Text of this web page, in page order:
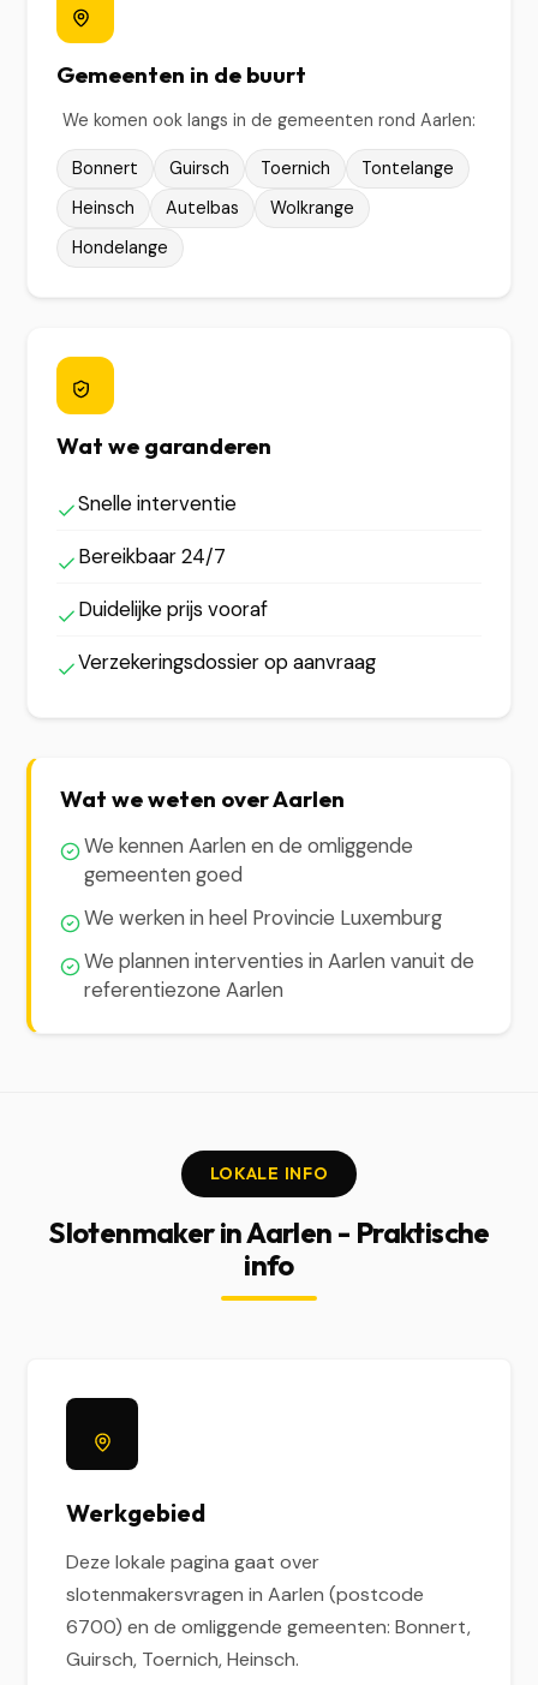
Gemeenten in de buurt
We komen ook langs in de gemeenten rond Aarlen:
Bonnert Guirsch Toernich
Tontelange
Heinsch
Autelbas
Wolkrange
Hondelange
Wat we garanderen
Snelle interventie
Bereikbaar 24/7
Duidelijke prijs vooraf
Verzekeringsdossier op aanvraag
Wat we weten over Aarlen
We kennen Aarlen en de omliggende
gemeenten goed
We werken in heel Provincie Luxemburg
We plannen interventies in Aarlen vanuit de
referentiezone Aarlen
LOKALE INFO
Slotenmaker in Aarlen - Praktische
info
Werkgebied
Deze lokale pagina gaat over
slotenmakersvragen in Aarlen (postcode
6700) en de omliggende gemeenten: Bonnert,
Guirsch, Toernich, Heinsch.